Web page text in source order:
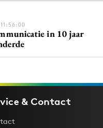
in 10 jaar
& Contact